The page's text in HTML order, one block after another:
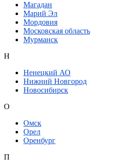
Магадан
Марий Эл
Мордовия
Московская область
Мурманск
Н
Ненецкий АО
Нижний Новгород
Новосибирск
О
Омск
Орел
Оренбург
П